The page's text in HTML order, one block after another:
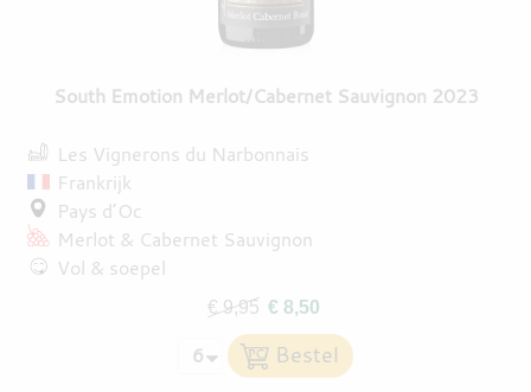
South Emotion Merlot/Cabernet Sauvignon 2023
Les Vignerons du Narbonnais
Frankrijk
Pays d’Oc
Merlot
Cabernet Sauvignon
Vol & soepel
€ 9,95 € 8,50